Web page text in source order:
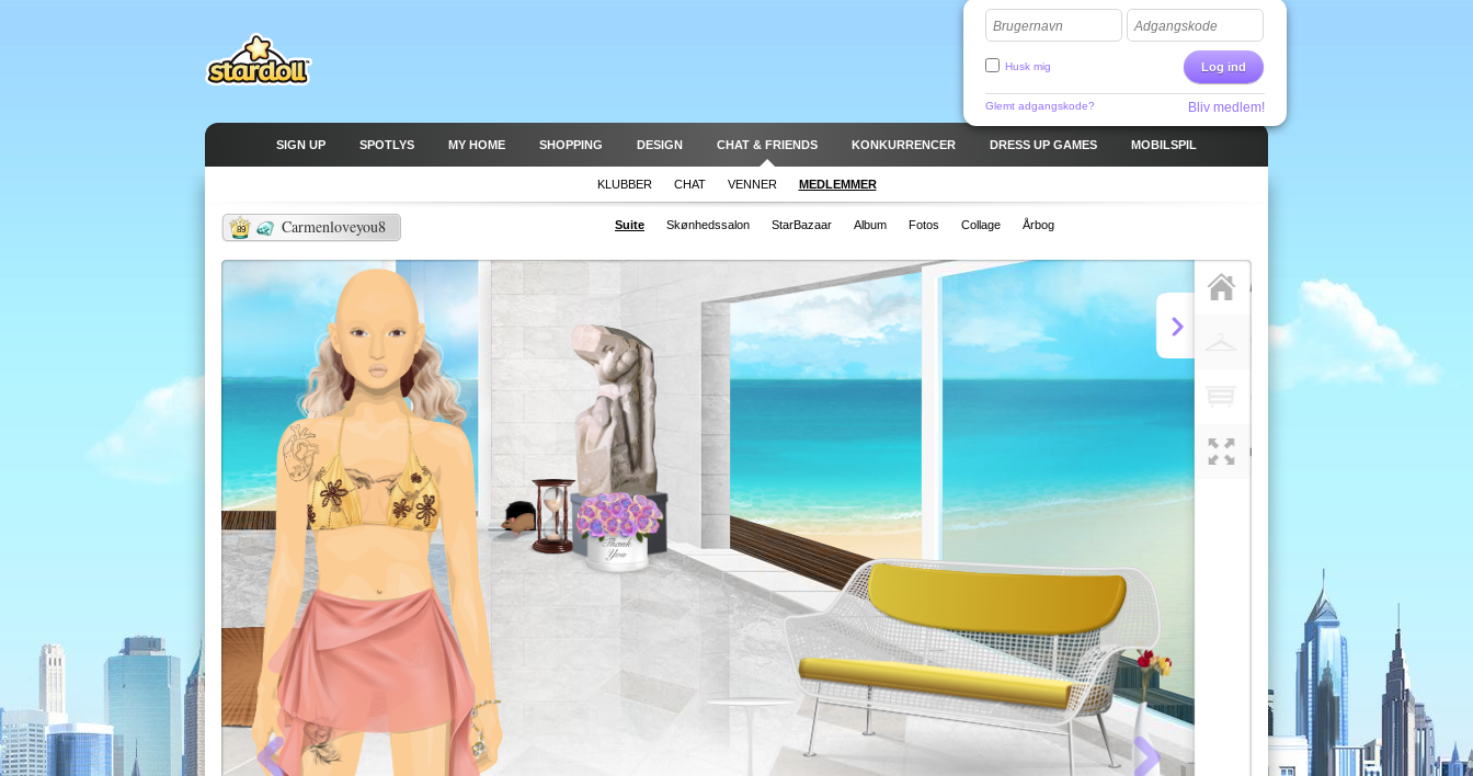
Brugernavn Adgangskode
Log ind
Husk mig
Glemt adgangskode? Bliv medlem!
SIGN UP SPOTLYS MY HOME SHOPPING DESIGN CHAT & FRIENDS KONKURRENCER DRESS UP GAMES MOBILSPIL
KLUBBER CHAT VENNER MEDLEMMER
Carmenloveyou8
89 Suite Skønhedssalon StarBazaar Album Fotos Collage Årbog